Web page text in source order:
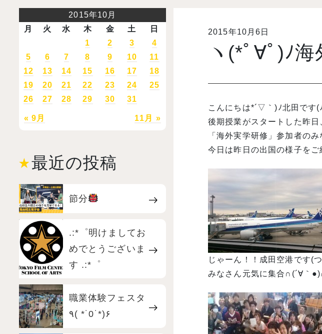
学校情報
オープンキャンパス
2015年10月6日
ヽ(*ﾟ∀ﾟ)ﾉ
こんにちは*´▽｀)ﾉ北田です
後期授業がスタートした昨日
「海外実学研修」参加者の
今日は昨日の出国の様子をご
じゃーん！！成田空港です
みなさん元気に集合∩(´∀｀
2015年10月
月
火 水 木 金 土 日
« 9月 11月 »
1 2 3
4
5
6 7 8 9 10
11
12
13 14 15 16 17
18
19
20 21 22 23 24
25
26
27 28 29 30 31
最近の投稿
節分
.:*゜明けましてお
めでとうございま
す .:*゜
職業体験フェスタ
٩( *˙0˙*)۶